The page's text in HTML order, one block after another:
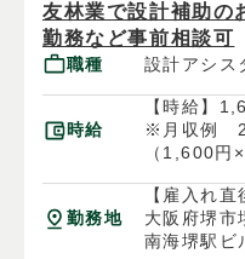
友林業で設計補助の
勤務など事前相談可
職種 設計アシス
時給
【時給】
※月収例
（1,600円
勤務地
【雇入れ直
大阪府堺市
南海堺駅ビ